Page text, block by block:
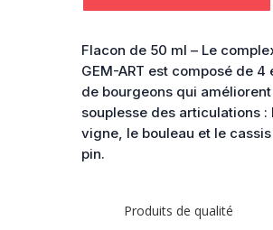
Complexe
02
Flacon de 50 ml – Le
GEM-ART est composé de 4
de bourgeons qui améliorent
souplesse des articulations :
vigne, le bouleau et le
pin.
Produits de qualité